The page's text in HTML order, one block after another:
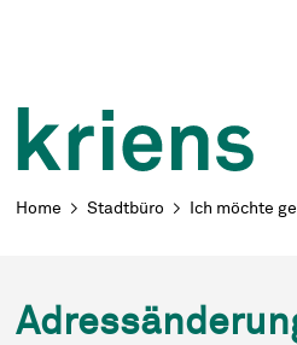
Navigieren
Breadcrumb
Home Stadtbüro Ich möchte